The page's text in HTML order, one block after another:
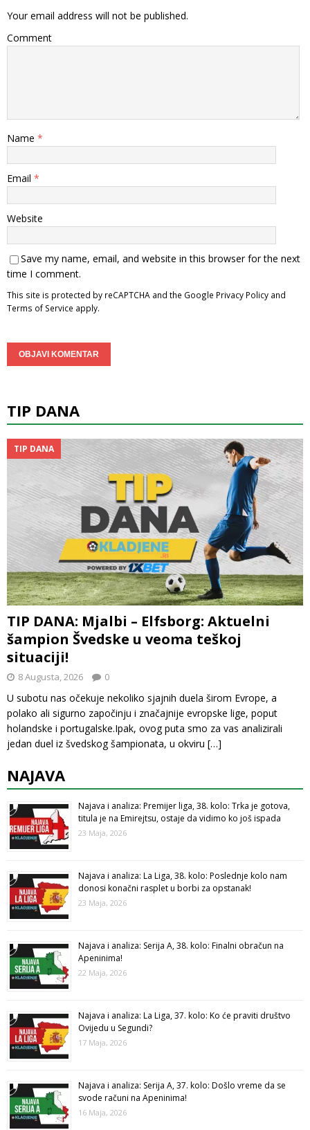
Your email address will not be published.
Comment
Name *
Email *
Website
Save my name, email, and website in this browser for the next
time I comment.
This site is protected by reCAPTCHA and the Google Privacy Policy and
Terms of Service apply.
TIP DANA
TIP DANA
TIP DANA: Mjalbi – Elfsborg: Aktuelni
šampion Švedske u veoma teškoj
situaciji!
8 Augusta, 2026 0
U subotu nas očekuje nekoliko sjajnih duela širom Evrope, a
polako ali sigurno započinju i značajnije evropske lige, poput
holandske i portugalske.Ipak, ovog puta smo za vas analizirali
jedan duel iz švedskog šampionata, u okviru […]
NAJAVA
Najava i analiza: Premijer liga, 38. kolo: Trka je gotova,
titula je na Emirejtsu, ostaje da vidimo ko još ispada
23 Maja, 2026
Najava i analiza: La Liga, 38. kolo: Poslednje kolo nam
donosi konačni rasplet u borbi za opstanak!
23 Maja, 2026
Najava i analiza: Serija A, 38. kolo: Finalni obračun na
Apeninima!
22 Maja, 2026
Najava i analiza: La Liga, 37. kolo: Ko će praviti društvo
Ovijedu u Segundi?
17 Maja, 2026
Najava i analiza: Serija A, 37. kolo: Došlo vreme da se
svode računi na Apeninima!
16 Maja, 2026